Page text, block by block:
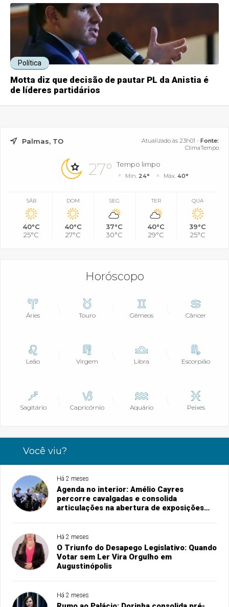
Política
Motta diz que decisão de pautar PL da Anistia é
de líderes partidários
Palmas, TO Atualizado às 23h01 - Fonte:
ClimaTempo
27° Tempo limpo
Mín. 24° Máx.40°
SÁB
40°C
25°C
DOM
40°C
27°C
SEG
37°C
30°C
TER
40°C
29°C
QUA
39°C
25°C
Horóscopo
Áries Touro Gêmeos Câncer
Leão Virgem Libra Escorpião
Sagitário Capricórnio Aquário Peixes
Você viu?
Há 2 meses
Agenda no interior: Amélio Cayres
percorre cavalgadas e consolida
articulações na abertura de exposições
Há 2 meses
O Triunfo do Desapego Legislativo: Quando
Votar sem Ler Vira Orgulho em
Augustinópolis
Há 2 meses